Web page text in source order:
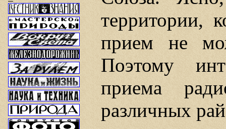
территории,
прием не
Поэтому
приема
различных